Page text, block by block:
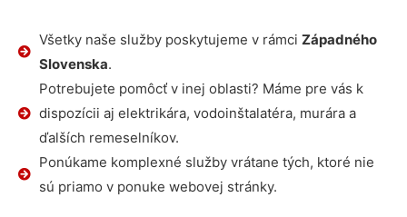
Všetky naše služby poskytujeme v rámci Západného
Slovenska.
Potrebujete pomôcť v inej oblasti? Máme pre vás k
dispozícii aj elektrikára, vodoinštalatéra, murára a
ďalších remeselníkov.
Ponúkame komplexné služby vrátane tých, ktoré nie
sú priamo v ponuke webovej stránky.